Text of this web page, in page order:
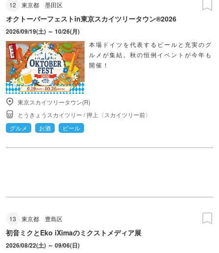
12 東京都 墨田区
オクトーバーフェストin東京スカイツリータウン®︎2026
2026/09/19(土) ～ 10/26(月)
本場ドイツを代表するビールと充実のグ
ルメが集結。秋の恒例イベントが今年も
開催！
東京スカイツリータウン(R)
とうきょうスカイツリー /押上〈スカイツリー前〉
グルメ
お酒 ビール
13 東京都 豊島区
初音ミクとEko iXimaのミクストメディア展
2026/08/22(土) ～ 09/06(日)